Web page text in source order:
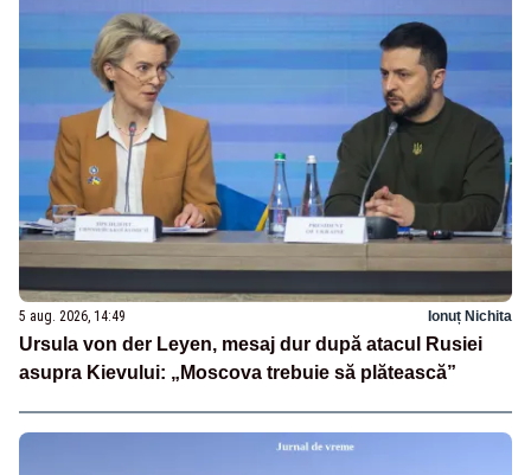
5 aug. 2026, 14:49 Ionuț Nichita
Ursula von der Leyen, mesaj dur după atacul Rusiei
asupra Kievului: „Moscova trebuie să plătească”